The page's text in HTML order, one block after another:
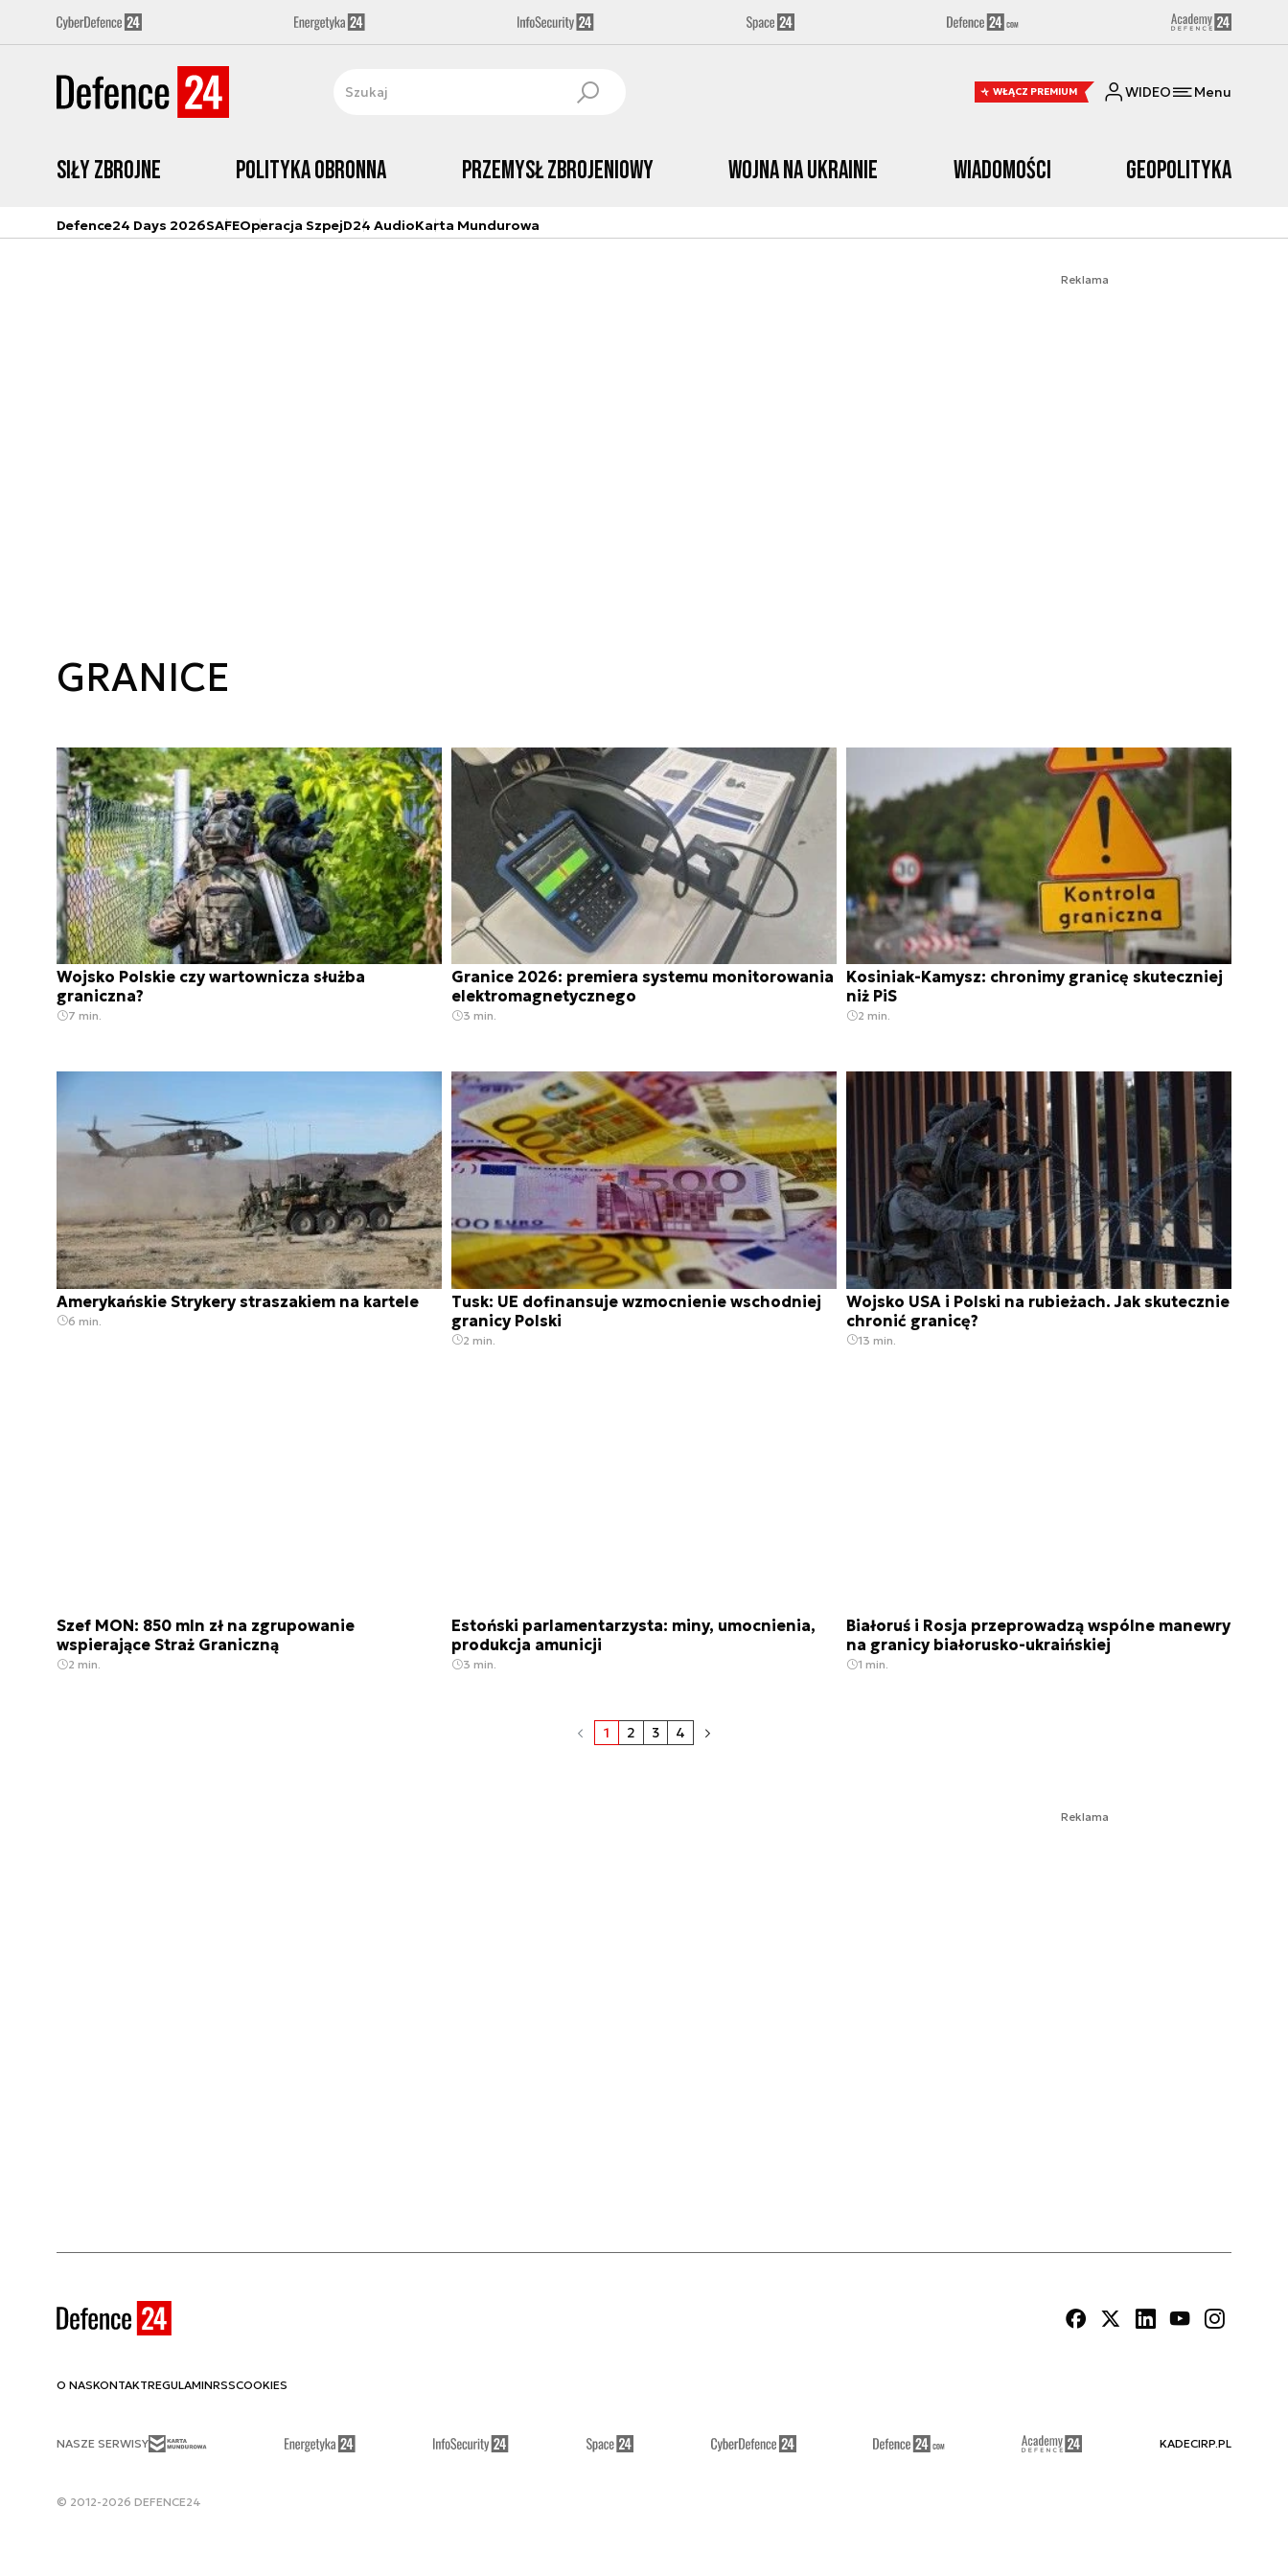
WŁĄCZ PREMIUM WIDEO Menu
Siły zbrojne Polityka obronna Przemysł Zbrojeniowy Wojna na Ukrainie Wiadomości Geopolityka
Defence24 Days 2026SAFEOperacja SzpejD24 AudioKarta Mundurowa
Reklama
GRANICE
Wojsko Polskie czy wartownicza służba
graniczna?
7 min.
Granice 2026: premiera systemu monitorowania
elektromagnetycznego
3 min.
Kosiniak-Kamysz: chronimy granicę skuteczniej
niż PiS
2 min.
Amerykańskie Strykery straszakiem na kartele
6 min.
Tusk: UE dofinansuje wzmocnienie wschodniej
granicy Polski
2 min.
Wojsko USA i Polski na rubieżach. Jak skutecznie
chronić granicę?
13 min.
Szef MON: 850 mln zł na zgrupowanie
wspierające Straż Graniczną
2 min.
Estoński parlamentarzysta: miny, umocnienia,
produkcja amunicji
3 min.
Białoruś i Rosja przeprowadzą wspólne manewry
na granicy białorusko-ukraińskiej
1 min.
1 2 3 4
Reklama
O NASKONTAKTREGULAMINRSSCOOKIES
NASZE SERWISY KADECIRP.PL
© 2012-2026 DEFENCE24